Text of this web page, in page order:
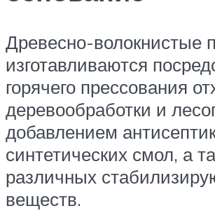
Древесно-волокнистые
изготавливаются
горячего прессования
деревообработки и
добавлением
синтетических смол, а
различных
веществ.